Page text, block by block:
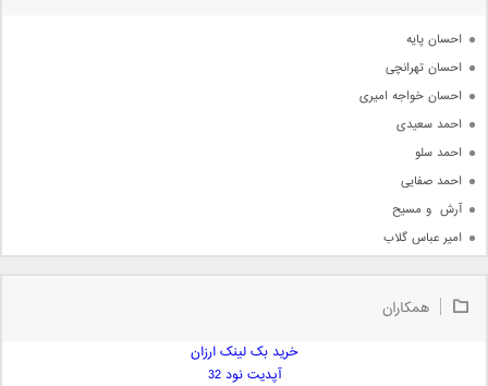
احسان پایه
احسان تهرانچی
احسان خواجه امیری
احمد سعیدی
احمد سلو
احمد صفایی
آرش  و مسیح
امیر عباس گلاب
امیر علی
همکاران
خرید بک لینک ارزان
آپدیت نود 32